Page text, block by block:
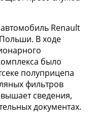
Renault
В ходе
было
полуприцепа
фильтров
сведения,
документах.